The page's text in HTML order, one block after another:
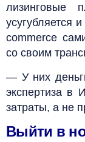
лизинговые
усугубляется
commerce
со своим
— У них
экспертиза в
затраты, а не
Выйти в